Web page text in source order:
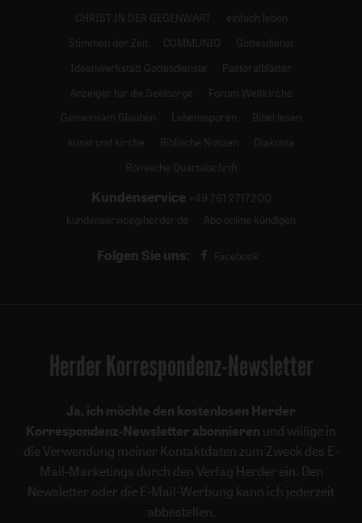
CHRIST IN DER GEGENWART
einfach leben
Stimmen der Zeit
COMMUNIO
Gottesdienst
Ideenwerkstatt Gottesdienste
Pastoralblätter
Anzeiger für die Seelsorge
Forum Weltkirche
Gemeinsam Glauben
Lebensspuren
Bibel lesen
kunst und kirche
Biblische Notizen
Diakonia
Römische Quartalschrift
Kundenservice +49 761 2717200
kundenservice@herder.de
Abo online kündigen
Folgen Sie uns: Facebook
Herder Korrespondenz-Newsletter
Ja, ich möchte den kostenlosen Herder
Korrespondenz-Newsletter abonnieren und willige in
die Verwendung meiner Kontaktdaten zum Zweck des E-
Mail-Marketings durch den Verlag Herder ein. Den
Newsletter oder die E-Mail-Werbung kann ich jederzeit
abbestellen.